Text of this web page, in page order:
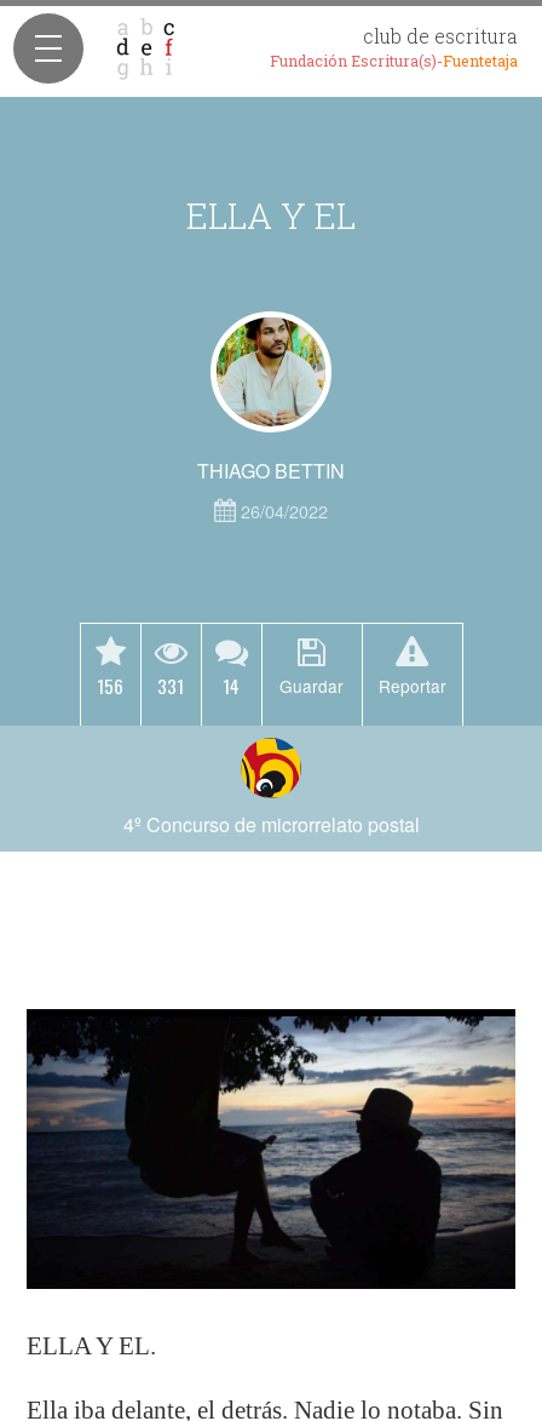
club de escritura
Fundación Escritura(s)-Fuentetaja
ELLA Y EL
THIAGO BETTIN
26/04/2022
156 331 14 Guardar Reportar
4º Concurso de microrrelato postal
ELLA Y EL.
Ella iba delante, el detrás. Nadie lo notaba. Sin